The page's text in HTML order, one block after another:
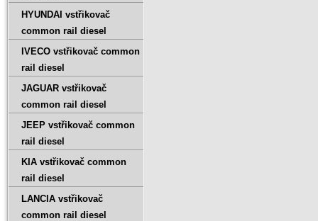
HYUNDAI vstřikovač
common rail diesel
IVECO vstřikovač common
rail diesel
JAGUAR vstřikovač
common rail diesel
JEEP vstřikovač common
rail diesel
KIA vstřikovač common
rail diesel
LANCIA vstřikovač
common rail diesel